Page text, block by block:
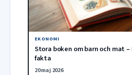
EKONOMI
Stora boken om barn och mat –
fakta
20 maj 2026